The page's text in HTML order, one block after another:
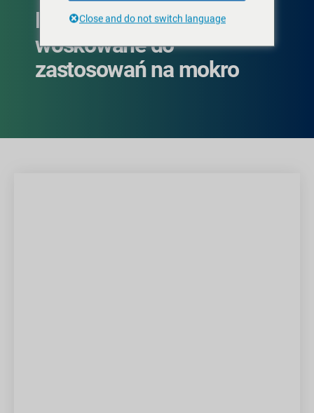
Rury do piaskowania
woskowane do
zastosowań na mokro
Close and do not switch language